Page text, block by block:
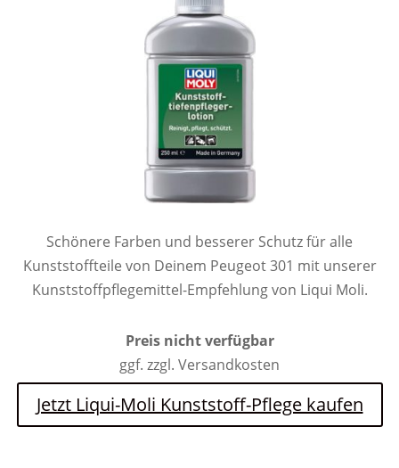
Schönere Farben und besserer Schutz für alle
Kunststoffteile von Deinem Peugeot 301 mit unserer
Kunststoffpflegemittel-Empfehlung von Liqui Moli.
Preis nicht verfügbar
ggf. zzgl. Versandkosten
Jetzt Liqui-Moli Kunststoff-Pflege kaufen